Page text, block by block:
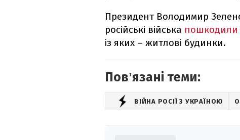
Президент Володимир
російські війська пошкодили
із яких – житлові будинки.
Повʼязані теми:
ВІЙНА РОСІЇ З УКРАЇНОЮ